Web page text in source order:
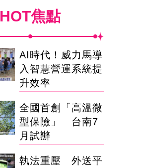
HOT焦點
AI時代！威力馬導
入智慧營運系統提
升效率
全國首創「高溫微
型保險」 台南7
月試辦
執法重壓 外送平